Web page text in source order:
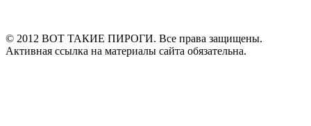
© 2012 ВОТ ТАКИЕ ПИРОГИ. Все права защищены.
Активная ссылка на материалы сайта обязательна.